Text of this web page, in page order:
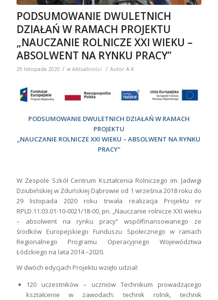
PODSUMOWANIE DWULETNICH
DZIAŁAŃ W RAMACH PROJEKTU
„NAUCZANIE ROLNICZE XXI WIEKU –
ABSOLWENT NA RYNKU PRACY”
29 listopada 2020 / w Aktualności / Autor A K
PODSUMOWANIE DWULETNICH DZIAŁAŃ W RAMACH
PROJEKTU
„NAUCZANIE ROLNICZE XXI WIEKU – ABSOLWENT NA RYNKU
PRACY”
W Zespole Szkół Centrum Kształcenia Rolniczego im. Jadwigi
Dziubińskiej w Zduńskiej Dąbrowie od 1 września 2018 roku do
29 listopada 2020 roku trwała realizacja Projektu nr
RPLD.11.03.01-10-0021/18-00, pn. „Nauczanie rolnicze XXI wieku
– absolwent na rynku pracy” współfinansowanego ze
środków Europejskiego Funduszu Społecznego w ramach
Regionalnego Programu Operacyjnego Województwa
Łódzkiego na lata 2014 –2020.
W dwóch edycjach Projektu wzięło udział:
120 uczestników – uczniów Technikum prowadzącego
kształcenie w zawodach: technik rolnik, technik